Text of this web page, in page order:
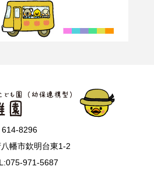
614-8296
幡市欽明台東1-2
971-5687